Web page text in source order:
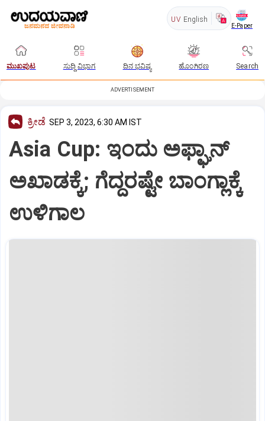
UV English
E-Paper
ಮುಖಪುಟ ಸುದ್ದಿ ವಿಭಾಗ ದಿನ ಭವಿಷ್ಯ ಹೊಂಗಿರಣ Search
ADVERTISEMENT
ಕ್ರೀಡೆ SEP 3, 2023, 6:30 AM IST
Asia Cup: ಇಂದು ಅಫ್ಘಾನ್‌
ಅಖಾಡಕ್ಕೆ; ಗೆದ್ದರಷ್ಟೇ ಬಾಂಗ್ಲಾಕ್ಕೆ
ಉಳಿಗಾಲ